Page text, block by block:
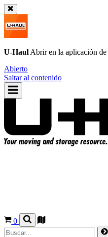
U-Haul Abrir en la aplicación de
Abierto
Saltar al contenido
0